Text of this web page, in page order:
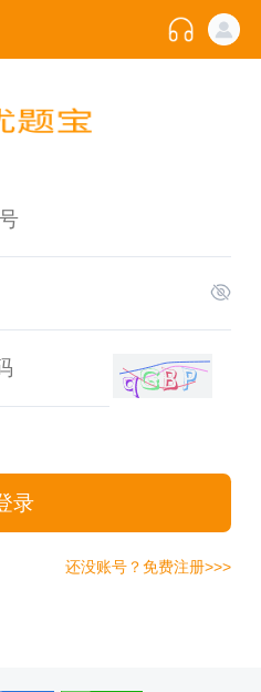
录
还没账号？免费注册>>>